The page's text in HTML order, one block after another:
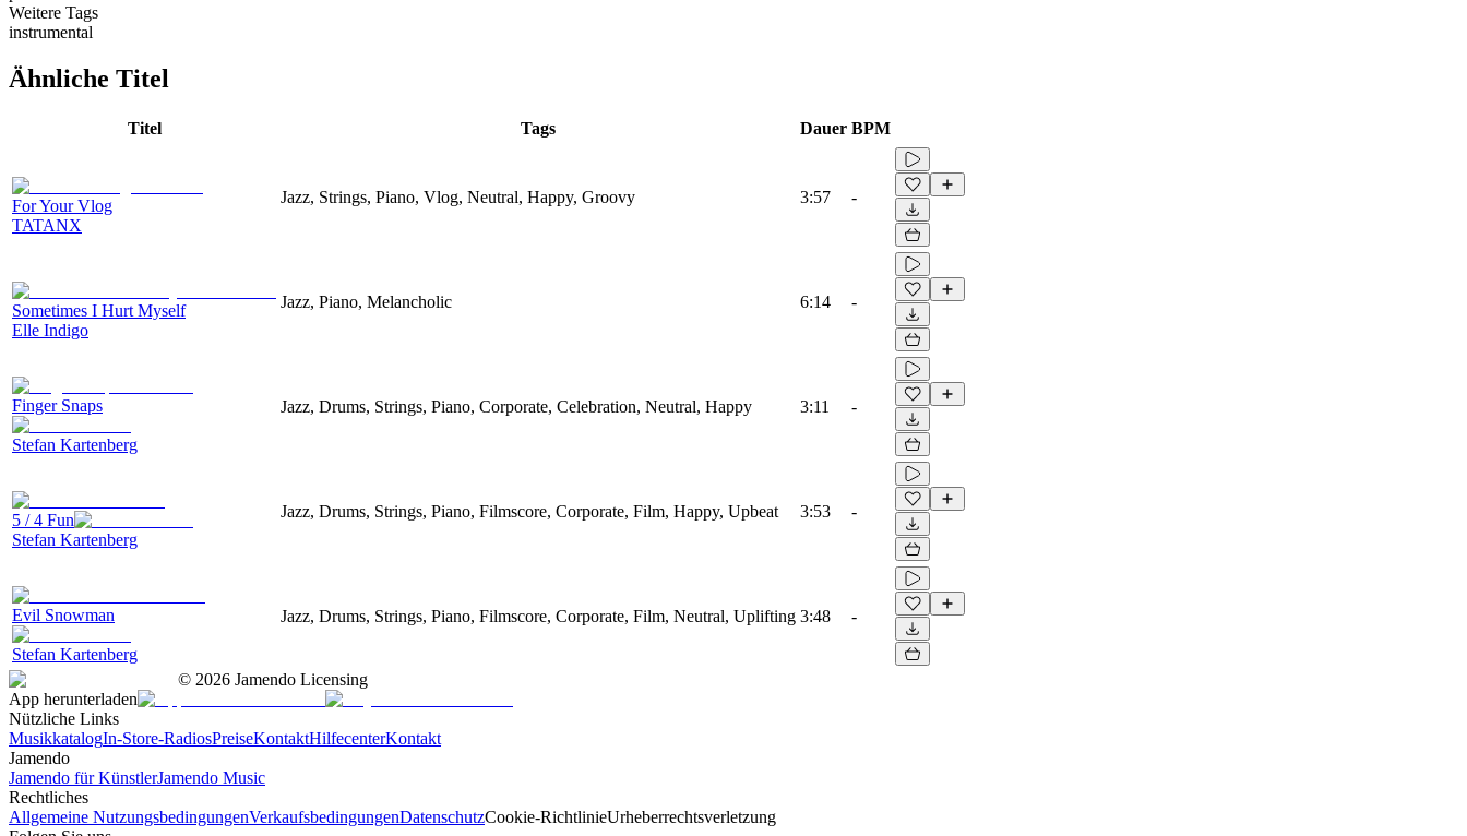
Weitere Tags
instrumental
Ähnliche Titel
Titel Tags Dauer BPM
For Your Vlog
TATANX
Jazz, Strings, Piano, Vlog, Neutral, Happy, Groovy 3:57 -
Sometimes I Hurt Myself
Elle Indigo
Jazz, Piano, Melancholic 6:14 -
Finger Snaps
Stefan Kartenberg
Jazz, Drums, Strings, Piano, Corporate, Celebration, Neutral, Happy 3:11 -
5 / 4 Fun
Stefan Kartenberg
Jazz, Drums, Strings, Piano, Filmscore, Corporate, Film, Happy, Upbeat 3:53 -
Evil Snowman
Stefan Kartenberg
Jazz, Drums, Strings, Piano, Filmscore, Corporate, Film, Neutral, Uplifting 3:48 -
© 2026 Jamendo Licensing
App herunterladen
Nützliche Links
MusikkatalogIn-Store-RadiosPreiseKontaktHilfecenterKontakt
Jamendo
Jamendo für KünstlerJamendo Music
Rechtliches
Allgemeine NutzungsbedingungenVerkaufsbedingungenDatenschutzCookie-RichtlinieUrheberrechtsverletzung